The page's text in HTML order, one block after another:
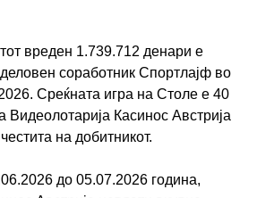
вреден 1.739.712 денари е
соработник Спортлајф во
Среќната игра на Столе е 40
Видеолотарија Касинос Австрија
на добитникот.
до 05.07.2026 година,